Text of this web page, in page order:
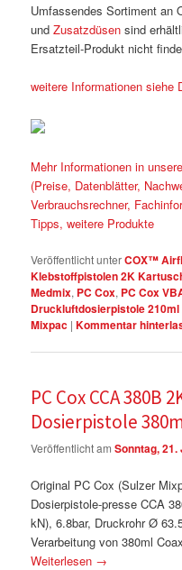
Umfassendes Sortiment an
undZusatzdüsen sind
Ersatzteil-Produkt nicht
weitere Informationen siehe
Mehr Informationen in
(Preise, Datenblätter,
Verbrauchsrechner,
Tipps, weitere Produkte
Veröffentlicht unterCOX™
Klebstoffpistolen 2K
Medmix, PC Cox, PC Cox
Druckluftdosierpistole
Mixpac |Kommentar
PC Cox CCA 380B
Dosierpistole
Veröffentlicht amSonntag,
Original PC Cox (Sulzer
Dosierpistole-presse CCA
kN), 6.8bar, Druckrohr Ø
Verarbeitung von 380ml
Weiterlesen →